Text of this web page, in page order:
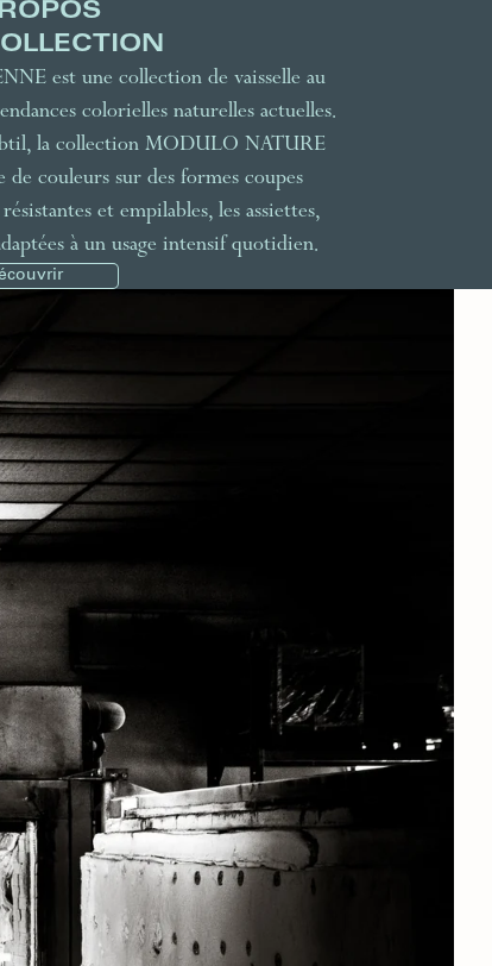
est une collection de vaisselle au
colorielles naturelles actuelles.
la collection MODULO NATURE
couleurs sur des formes coupes
et empilables, les assiettes,
à un usage intensif quotidien.